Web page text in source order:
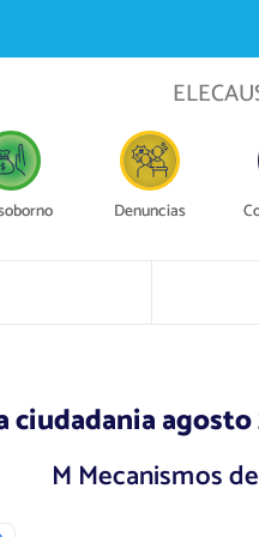
Denuncias
ciudadania agosto
M Mecanismos